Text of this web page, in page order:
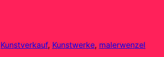
Kunstverkauf, Kunstwerke, malerwenzel